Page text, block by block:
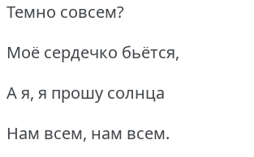
Темно совсем?
Моё сердечко бьётся,
А я, я прошу солнца
Нам всем, нам всем.